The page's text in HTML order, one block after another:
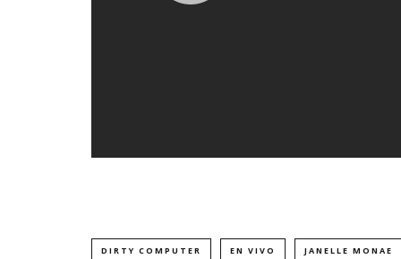
DIRTY COMPUTER EN VIVO JANELLE MONAE